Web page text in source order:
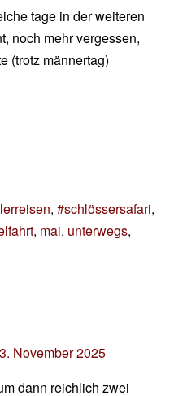
tage in der weiteren
noch mehr vergessen,
(trotz männertag)
, #schlössersafari,
, mai, unterwegs,
November 2025
dann reichlich zwei